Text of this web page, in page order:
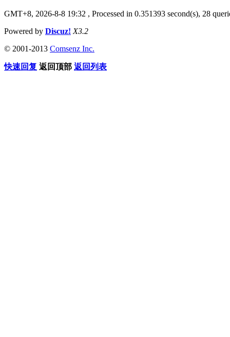
GMT+8, 2026-8-8 19:32 , Processed in 0.351393 second(s), 28
Powered by Discuz! X3.2
© 2001-2013 Comsenz Inc.
快速回复 返回顶部 返回列表